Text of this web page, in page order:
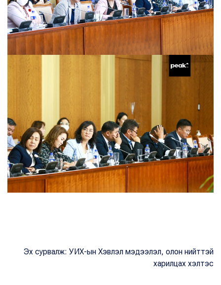
Эх сурвалж: УИХ-ын Хэвлэл мэдээлэл, олон нийттэй
харилцах хэлтэс